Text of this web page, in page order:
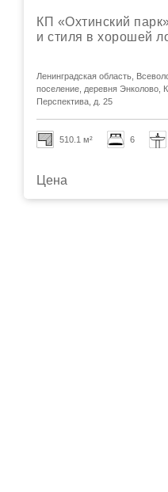
КП «Охтинский
и стиля в хорошей
Ленинградская область,
поселение, деревня Энколово,
Перспектива, д. 25
510.1 м² 6
Цена